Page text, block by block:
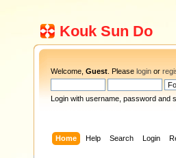
Kouk Sun Do
Welcome, Guest . Please login or
Login with username, password and
Home Help Search Login